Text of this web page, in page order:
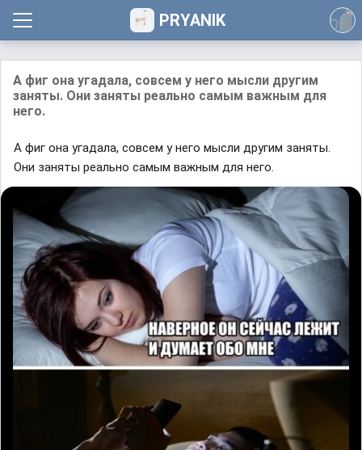
PRYANIK
А фиг она угадала, совсем у него мысли другим
заняты. Они заняты реально самым важным для
него.
А фиг она угадала, совсем у него мысли другим заняты.
Они заняты реально самым важным для него.